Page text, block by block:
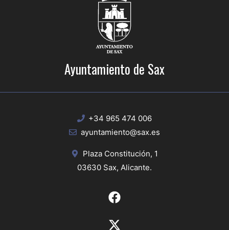
Ayuntamiento de Sax
+34 965 474 006
ayuntamiento@sax.es
Plaza Constitución, 1
03630 Sax, Alicante.